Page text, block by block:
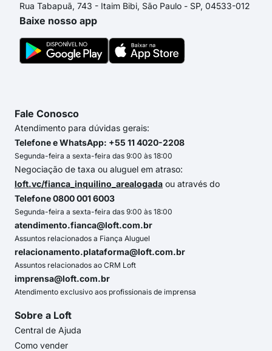
Rua Tabapuã, 743 - Itaim Bibi, São Paulo - SP, 04533-012
Baixe nosso app
Fale Conosco
Atendimento para dúvidas gerais:
Telefone e WhatsApp: +55 11 4020-2208
Segunda-feira a sexta-feira das 9:00 às 18:00
Negociação de taxa ou aluguel em atraso:
loft.vc/fianca_inquilino_arealogada ou através do
Telefone 0800 001 6003
Segunda-feira a sexta-feira das 9:00 às 18:00
atendimento.fianca@loft.com.br
Assuntos relacionados a Fiança Aluguel
relacionamento.plataforma@loft.com.br
Assuntos relacionados ao CRM Loft
imprensa@loft.com.br
Atendimento exclusivo aos profissionais de imprensa
Sobre a Loft
Central de Ajuda
Como vender